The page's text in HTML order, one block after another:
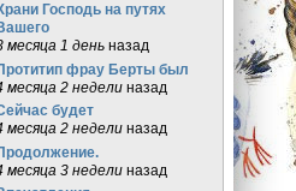
Господь на путях
месяца 1 деньназад
фрау Берты был
месяца 2 неделиназад
будет
месяца 2 неделиназад
месяца 3 неделиназад